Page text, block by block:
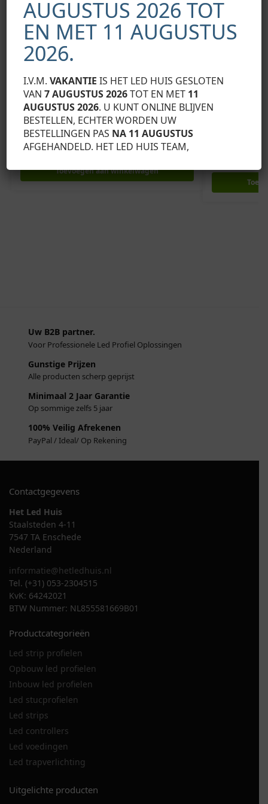
LUMINES PROFIEL EINDKAPPEN
LUMINES Eindkap A grijs met gat links
€0,39 Exclusief BTW
Toevoegen aan winkelwagen
Uw B2B partner.
Voor Professionele Led Profiel Oplossingen
Gunstige Prijzen
Alle producten scherp geprijst
Minimaal 2 Jaar Garantie
Op sommige zelfs 5 jaar
100% Veilig Afrekenen
PayPal / Ideal/ Op Rekening
Contactgegevens
Het Led Huis
Staalsteden 4-11
7547 TA Enschede
Nederland
informatie@hetledhuis.nl
Tel. (+31) 053-2304515
KvK: 64242021
BTW Nummer: NL855581669B01
Productcategorieën
Led strip profielen
Opbouw led profielen
Inbouw led profielen
Led stucprofielen
Led strips
Led controllers
Led voedingen
Led trapverlichting
Uitgelichte producten
AUGUSTUS 2026 TOT
EN MET 11 AUGUSTUS
2026.
I.V.M.VAKANTIE IS HET LED HUIS GESLOTEN
VAN7 AUGUSTUS 2026TOT EN MET 11
AUGUSTUS 2026. U KUNT ONLINE BLIJVEN
BESTELLEN, ECHTER WORDEN UW
BESTELLINGEN PAS NA 11 AUGUSTUS
AFGEHANDELD. HET LED HUIS TEAM,